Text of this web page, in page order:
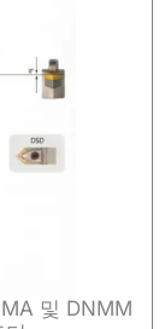
및 DNMM